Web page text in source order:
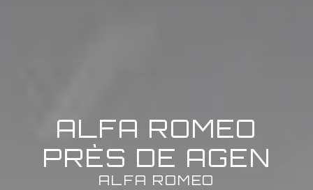
ALFA ROMEO
PRÈS DE AGEN
ALFA ROMEO